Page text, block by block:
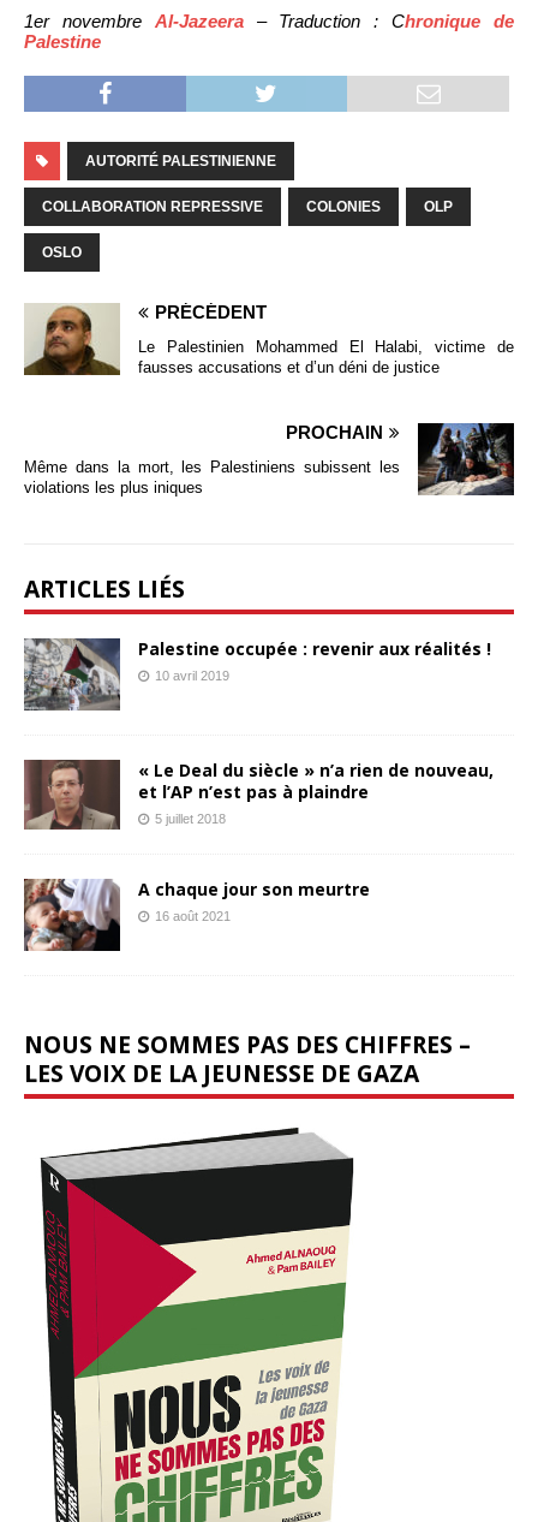
1er novembre Al-Jazeera– Traduction : Chronique de
Palestine
AUTORITÉ PALESTINIENNE
COLLABORATION REPRESSIVE COLONIES OLP
OSLO
PRÉCÉDENT
Le Palestinien Mohammed El Halabi, victime de
fausses accusations et d’un déni de justice
PROCHAIN
Même dans la mort, les Palestiniens subissent les
violations les plus iniques
ARTICLES LIÉS
Palestine occupée : revenir aux réalités !
10 avril 2019
« Le Deal du siècle » n’a rien de nouveau,
et l’AP n’est pas à plaindre
5 juillet 2018
A chaque jour son meurtre
16 août 2021
NOUS NE SOMMES PAS DES CHIFFRES –
LES VOIX DE LA JEUNESSE DE GAZA